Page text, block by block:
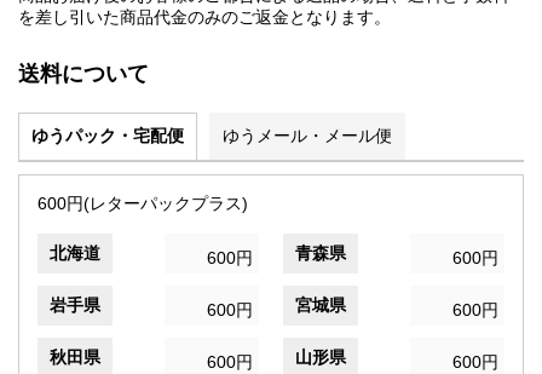
を差し引いた商品代金のみのご返金となります。
送料について
ゆうパック・宅配便 ゆうメール・メール便
600円(レターパックプラス)
北海道 600円 青森県 600円
岩手県 600円 宮城県 600円
秋田県 600円 山形県 600円